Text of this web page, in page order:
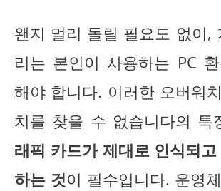
왠지 멀리 돌릴 필요도 없이,
리는 본인이 사용하는 PC
해야 합니다. 이러한 오버워
치를 찾을 수 없습니다의 특
래픽 카드가 제대로 인식되
하는 것이 필수입니다. 운영